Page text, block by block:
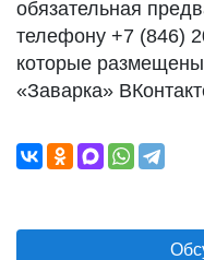
обязательная
телефону +7 (846)
которые
«Заварка»